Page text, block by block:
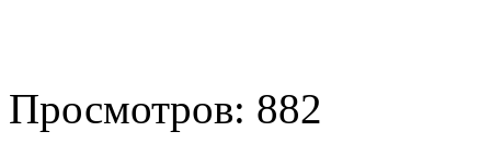
Просмотров: 882